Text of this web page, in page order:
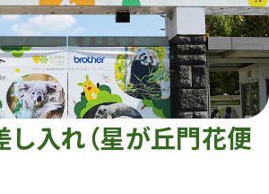
総合案内
動物園 植物園
再生プラン
東山動植物園
への支援
環境教育
し入れ（星が丘門花便